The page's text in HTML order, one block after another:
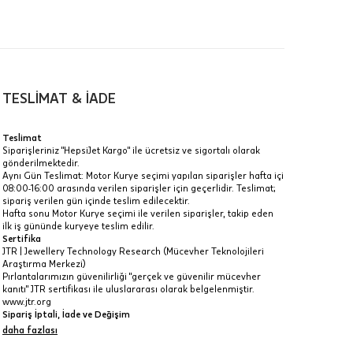
ancak
Taksit Toplamı
12.390 ₺
12.390 ₺
TESLİMAT & İADE
Teslimat
Siparişleriniz "HepsiJet Kargo" ile ücretsiz ve sigortalı olarak
gönderilmektedir.
Aynı Gün Teslimat: Motor Kurye seçimi yapılan siparişler hafta içi
08:00-16:00 arasında verilen siparişler için geçerlidir. Teslimat;
sipariş verilen gün içinde teslim edilecektir.
Hafta sonu Motor Kurye seçimi ile verilen siparişler, takip eden
ilk iş gününde kuryeye teslim edilir.
Sertifika
JTR | Jewellery Technology Research (Mücevher Teknolojileri
Araştırma Merkezi)
Pırlantalarımızın güvenilirliği "gerçek ve güvenilir mücevher
kanıtı" JTR sertifikası ile uluslararası olarak belgelenmiştir.
www.jtr.org
Sipariş İptali, İade ve Değişim
İptal: Kargoya verilmeyen veya faturası oluşmayan siparişlerinizi
daha fazlası